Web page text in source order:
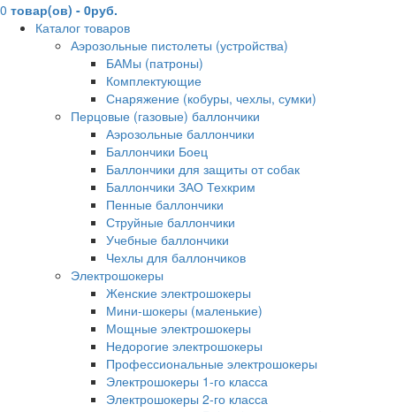
0 товар(ов) - 0руб.
Каталог товаров
Аэрозольные пистолеты (устройства)
БАМы (патроны)
Комплектующие
Снаряжение (кобуры, чехлы, сумки)
Перцовые (газовые) баллончики
Аэрозольные баллончики
Баллончики Боец
Баллончики для защиты от собак
Баллончики ЗАО Техкрим
Пенные баллончики
Струйные баллончики
Учебные баллончики
Чехлы для баллончиков
Электрошокеры
Женские электрошокеры
Мини-шокеры (маленькие)
Мощные электрошокеры
Недорогие электрошокеры
Профессиональные электрошокеры
Электрошокеры 1-го класса
Электрошокеры 2-го класса